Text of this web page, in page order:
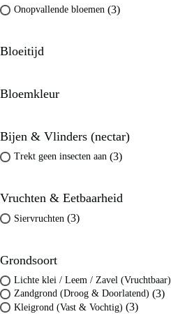
Onopvallende bloemen (3)
Bloeitijd
Bloemkleur
Bijen & Vlinders (nectar)
Trekt geen insecten aan (3)
Vruchten & Eetbaarheid
Siervruchten (3)
Grondsoort
Lichte klei / Leem / Zavel (Vruchtbaar)
Zandgrond (Droog & Doorlatend) (3)
Kleigrond (Vast & Vochtig) (3)